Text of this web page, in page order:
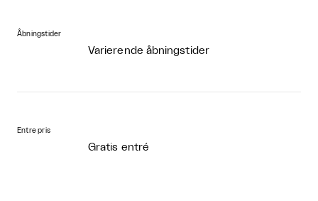
Åbningstider
Varierende åbningstider
Entre pris
Gratis entré